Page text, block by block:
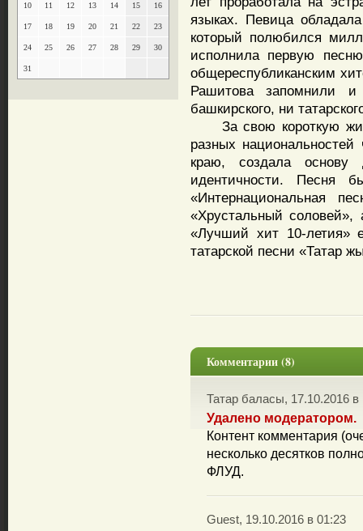
10 11 12 13 14 15 16
17 18 19 20 21 22 23
24 25 26 27 28 29 30
31
языках. Певица
который полюбился
исполнила первую
общереспубликанским
Рашитова запомнили
башкирского, ни
За свою короткую
разных
краю, создала основу
идентичности. Песня
«Интернациональная
«Хрустальный
«Лучший хит 10-летия»
татарской песни «Татар
Комментарии (8)
Татар баласы, 17.10.2016 в
Удалено модератором.
Контент комментария
несколько десятков
ФЛУД.
Guest, 19.10.2016 в 01:23